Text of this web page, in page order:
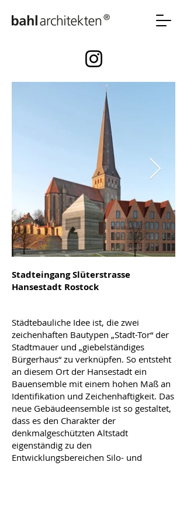
Stadteingang Slüterstrasse
Hansestadt Rostock
Städtebauliche Idee ist, die zwei
zeichenhaften Bautypen „Stadt-Tor“ der
Stadtmauer und „giebelständiges
Bürgerhaus“ zu verknüpfen. So entsteht
an diesem Ort der Hansestadt ein
Bauensemble mit einem hohen Maß an
Identifikation und Zeichenhaftigkeit. Das
neue Gebäudeensemble ist so gestaltet,
dass es den Charakter der
denkmalgeschützten Altstadt
eigenständig zu den
Entwicklungsbereichen Silo- und